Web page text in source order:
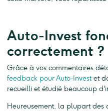
Auto-Invest
correctement ?
Grâce à vos commentaires
feedback pour Auto-Investet
recueilli et étudié beaucoup
Heureusement, la plupart des